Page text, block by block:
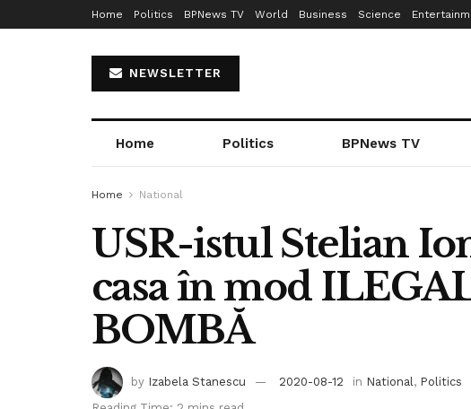
Home Politics BPNews TV World Business Science
NEWSLETTER
Home Politics BPNews TV
Home National
USR-istul Stelian
casa în mod
BOMBĂ
by Izabela Stanescu 2020-08-12 in National , Politics